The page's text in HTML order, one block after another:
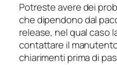
Potreste avere dei
che dipendono dal
release, nel qual caso
contattare il
chiarimenti prima di